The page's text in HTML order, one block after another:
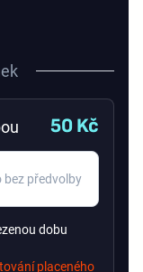
50 Kč
dobu
placeného